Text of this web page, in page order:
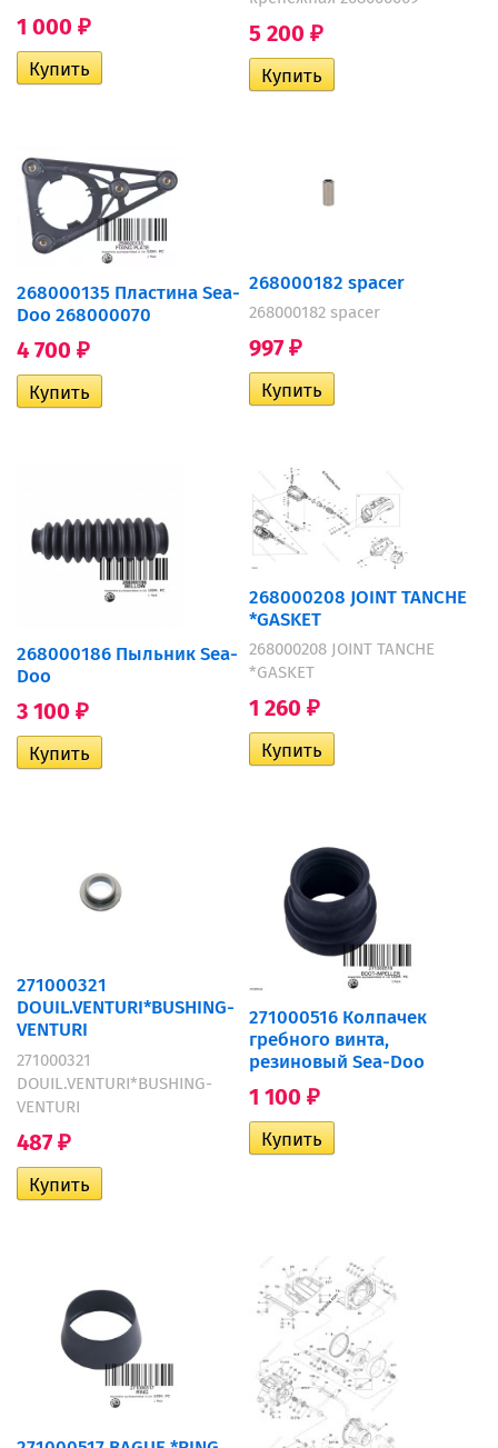
1 000 ₽ 5 200 ₽
268000135 Пластина Sea-
Doo 268000070
4 700 ₽
268000182 spacer
268000182 spacer
997 ₽
268000186 Пыльник Sea-
Doo
3 100 ₽
268000208 JOINT TANCHE
*GASKET
268000208 JOINT TANCHE
*GASKET
1 260 ₽
271000321
DOUIL.VENTURI*BUSHING-
VENTURI
271000321
DOUIL.VENTURI*BUSHING-
VENTURI
487 ₽
271000516 Колпачек
гребного винта,
резиновый Sea-Doo
1 100 ₽